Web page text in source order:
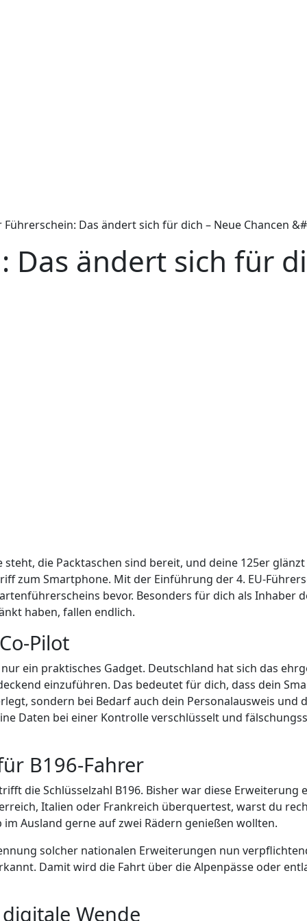
Das ändert sich für dich – Neue Chancen
ändert sich für
die Packtaschen sind bereit, und deine 125er
zum Smartphone. Mit der Einführung der 4. EU-
bevor. Besonders für dich als Inhaber
haben, fallen endlich.
Pilot
ein praktisches Gadget. Deutschland hat sich das
einzuführen. Das bedeutet für dich, dass dein
sondern bei Bedarf auch dein Personalausweis und
Daten bei einer Kontrolle verschlüsselt und
B196-Fahrer
die Schlüsselzahl B196. Bisher war diese
Italien oder Frankreich überquertest, warst du
Ausland gerne auf zwei Rädern genießen wollten.
solcher nationalen Erweiterungen nun
Damit wird die Fahrt über die Alpenpässe oder
Wende